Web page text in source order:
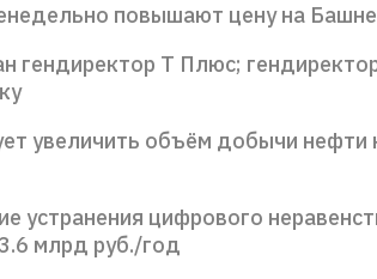
повышают цену на
гендиректор Т Плюс;
увеличить объём добычи нефти
устранения цифрового
млрд руб./год